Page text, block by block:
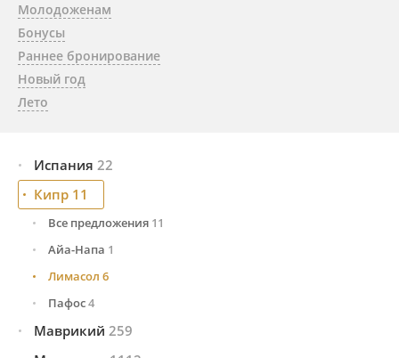
Молодоженам
Бонусы
Раннее бронирование
Новый год
Лето
Испания 22
Малага и побережье Коста-дель-Соль
Тенерифе (Канарские о-ва)
Кипр 11
Все предложения 11
Айа-Напа 1
Лимасол 6
Пафос4
Маврикий 259